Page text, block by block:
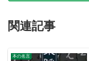
関連記事
本の名言